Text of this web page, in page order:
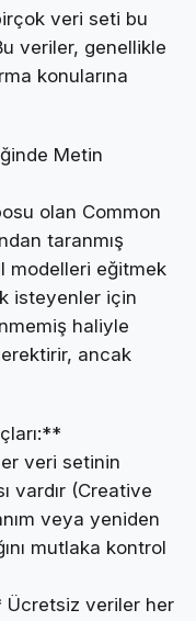
veri seti bu
veriler, genellikle
konularına
Metin
olan Common
taranmış
modelleri eğitmek
isteyenler için
haliyle
ancak
veri setinin
vardır (Creative
veya yeniden
mutlaka kontrol
veriler her